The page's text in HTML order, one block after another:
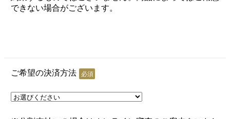
できない場合がございます。
ご希望の決済方法 必須